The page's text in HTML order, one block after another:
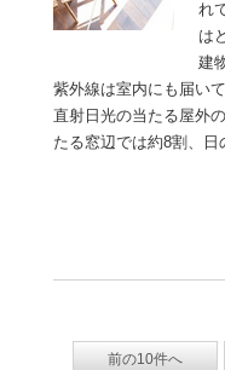
れ
は
建
紫外線は室内にも届いて
直射日光の当たる屋外
たる窓辺では約8割、
前の10件へ